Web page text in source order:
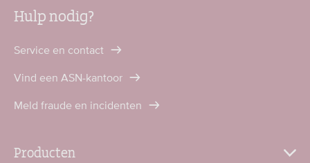
Hulp nodig?
Service en contact
Vind een ASN-kantoor
Meld fraude en incidenten
Producten